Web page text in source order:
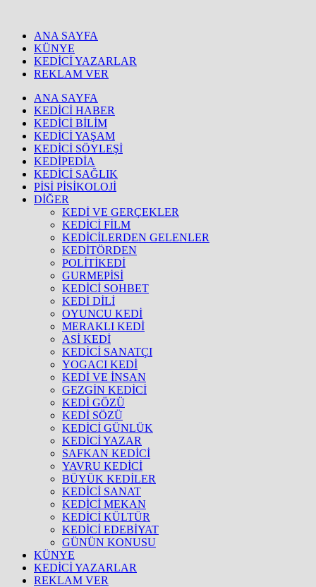
ANA SAYFA
KÜNYE
KEDİCİ YAZARLAR
REKLAM VER
ANA SAYFA
KEDİCİ HABER
KEDİCİ BİLİM
KEDİCİ YAŞAM
KEDİCİ SÖYLEŞİ
KEDİPEDİA
KEDİCİ SAĞLIK
PİSİ PİSİKOLOJİ
DİĞER
KEDİ VE GERÇEKLER
KEDİCİ FİLM
KEDİCİLERDEN GELENLER
KEDİTÖRDEN
POLİTİKEDİ
GURMEPİSİ
KEDİCİ SOHBET
KEDİ DİLİ
OYUNCU KEDİ
MERAKLI KEDİ
ASİ KEDİ
KEDİCİ SANATÇI
YOGACI KEDİ
KEDİ VE İNSAN
GEZGİN KEDİCİ
KEDİ GÖZÜ
KEDİ SÖZÜ
KEDİCİ GÜNLÜK
KEDİCİ YAZAR
SAFKAN KEDİCİ
YAVRU KEDİCİ
BÜYÜK KEDİLER
KEDİCİ SANAT
KEDİCİ MEKAN
KEDİCİ KÜLTÜR
KEDİCİ EDEBİYAT
GÜNÜN KONUSU
KÜNYE
KEDİCİ YAZARLAR
REKLAM VER